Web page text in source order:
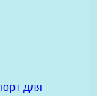
для